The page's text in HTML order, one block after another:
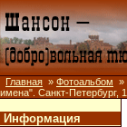
Главная » Фотоальбом »
имена". Санкт-Петербург,
Информация